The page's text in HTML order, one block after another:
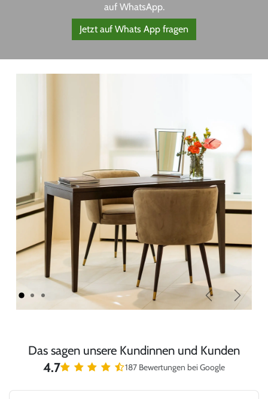
auf WhatsApp.
Jetzt auf Whats App fragen
Zurück Weiter
Das sagen unsere Kundinnen und Kunden
4.7 187 Bewertungen bei Google